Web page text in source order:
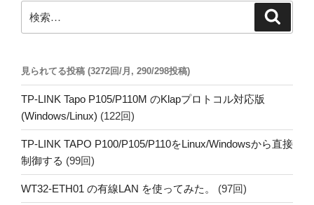
ン
索:
見られてる投稿 (3272回/月, 290/298投稿)
TP-LINK Tapo P105/P110M のKlapプロトコル対応版
(Windows/Linux) (122回)
TP-LINK TAPO P100/P105/P110をLinux/Windowsから直接
制御する (99回)
WT32-ETH01 の有線LAN を使ってみた。 (97回)